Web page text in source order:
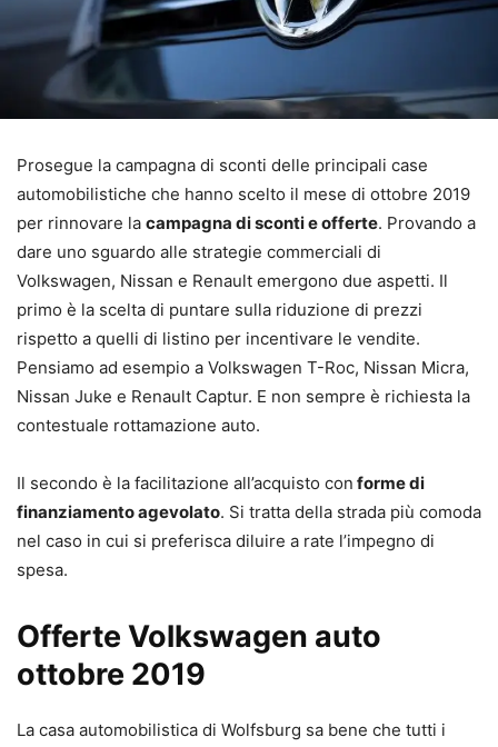
Prosegue la campagna di sconti delle principali case
automobilistiche che hanno scelto il mese di ottobre 2019
per rinnovare la campagna di sconti e offerte. Provando a
dare uno sguardo alle strategie commerciali di
Volkswagen, Nissan e Renault emergono due aspetti. Il
primo è la scelta di puntare sulla riduzione di prezzi
rispetto a quelli di listino per incentivare le vendite.
Pensiamo ad esempio a Volkswagen T-Roc, Nissan Micra,
Nissan Juke e Renault Captur. E non sempre è richiesta la
contestuale rottamazione auto.
Il secondo è la facilitazione all’acquisto con forme di
finanziamento agevolato. Si tratta della strada più comoda
nel caso in cui si preferisca diluire a rate l’impegno di
spesa.
Offerte Volkswagen auto
ottobre 2019
La casa automobilistica di Wolfsburg sa bene che tutti i